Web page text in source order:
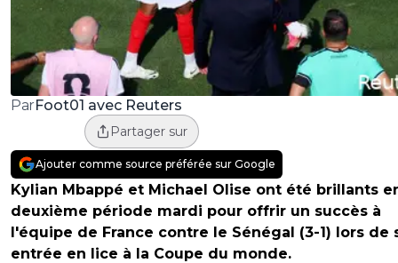
ParFoot01 avec Reuters
Partager sur
Ajouter comme source préférée sur Google
Kylian Mbappé et Michael Olise ont été brillants
deuxième période mardi pour offrir un succès à
l'équipe de France contre le Sénégal (3-1) lors de
entrée en lice à la Coupe du monde.